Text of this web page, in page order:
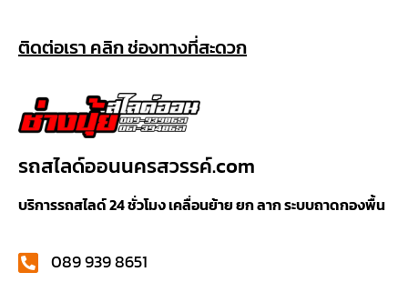
ติดต่อเรา คลิก ช่องทางที่สะดวก
รถสไลด์ออนนครสวรรค์.com
บริการรถสไลด์ 24 ชั่วโมง เคลื่อนย้าย ยก ลาก ระบบถาดกองพื้น
089 939 8651